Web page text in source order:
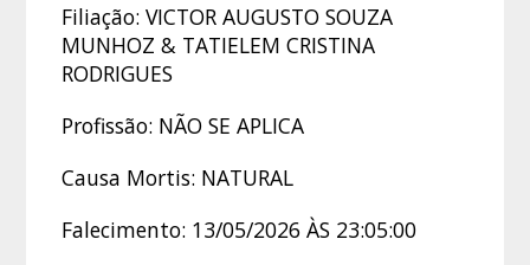
Filiação: VICTOR AUGUSTO SOUZA
MUNHOZ & TATIELEM CRISTINA
RODRIGUES
Profissão: NÃO SE APLICA
Causa Mortis: NATURAL
Falecimento: 13/05/2026 ÀS 23:05:00